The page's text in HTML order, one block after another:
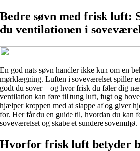
Bedre søvn med frisk luft:
du ventilationen i
En god nats søvn handler ikke kun om en
mørklægning. Luften i soveværelset spiller
godt du sover – og hvor frisk du føler dig
ventilation kan føre til tung luft, fugt og
hjælper kroppen med at slappe af og giver
for. Her får du en guide til, hvordan du kan
soveværelset og skabe et sundere sovemiljø.
Hvorfor frisk luft betyder